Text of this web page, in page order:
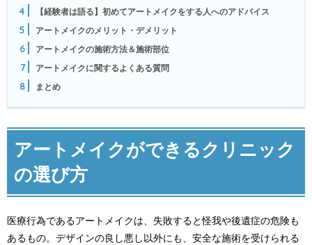
4 【経験者は語る】初めてアートメイクをする人へのアドバイス
5 アートメイクのメリット・デメリット
6 アートメイクの施術方法＆施術部位
7 アートメイクに関するよくある質問
8 まとめ
アートメイクができるクリニック
の選び方
医療行為であるアートメイクは、失敗すると怪我や後遺症の危険も
あるもの。デザインの良し悪し以外にも、安全な施術を受けられる